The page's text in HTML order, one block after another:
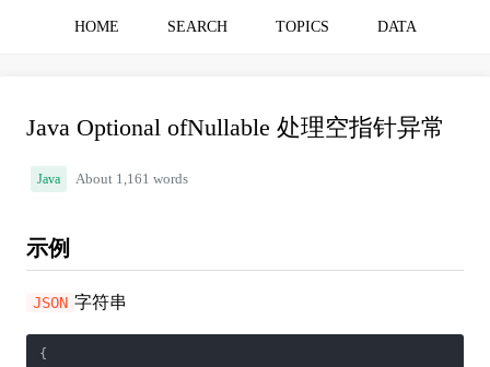
HOME SEARCH TOPICS DATA
Java Optional ofNullable 处理空指针异常
Java About 1,161 words
示例
JSON 字符串
{